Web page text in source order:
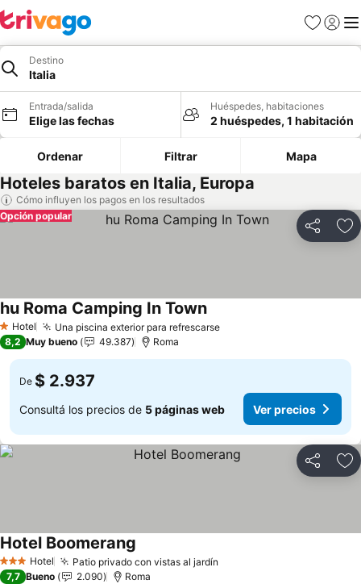
Favoritos
Iniciar
Destino
Italia
Entrada/salida
Elige las fechas
Huéspedes, habitaciones
2 huéspedes, 1 habitación
Ordenar Filtrar Mapa
Hoteles baratos en Italia, Europa
Cómo influyen los pagos en los resultados
Compartir
Opción popular
1 Estrellas
Hotel Una piscina exterior para refrescarseVer precios
hu Roma Camping In TownVer precios
8,2 Muy bueno 49.387 Roma
De $ 2.937
Consultá los precios de 5 páginas web Ver precios
Compartir
3 Estrellas
Hotel Patio privado con vistas al jardín
Hotel Boomerang
7,7 Bueno 2.090 Roma